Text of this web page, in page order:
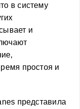
в систему
и
простоя и
представила